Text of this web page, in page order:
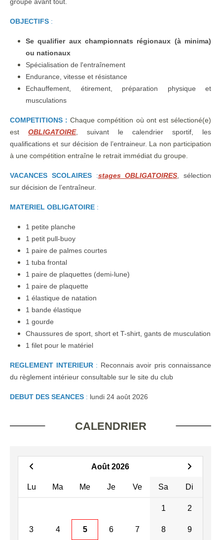
OBJECTIFS :
Se qualifier aux championnats régionaux (à minima)
ou nationaux
Spécialisation de l'entraînement
Endurance, vitesse et résistance
Echauffement, étirement, préparation physique et
musculations
COMPETITIONS :Chaque compétition où ont est sélectioné(e)
est OBLIGATOIRE, suivant le calendrier sportif, les
qualifications et sur décision de l’entraineur. La non participation
à une compétition entraîne le retrait immédiat du groupe.
VACANCES SCOLAIRES:stages OBLIGATOIRES , sélection
sur décision de l’entraîneur.
MATERIEL OBLIGATOIRE :
1 petite planche
1 petit pull-buoy
1 paire de palmes courtes
1 tuba frontal
1 paire de plaquettes (demi-lune)
1 paire de plaquette
1 élastique de natation
1 bande élastique
1 gourde
Chaussures de sport, short et T-shirt, gants de musculation
1 filet pour le matériel
REGLEMENT INTERIEUR: Reconnais avoir pris connaissance
du règlement intérieur consultable sur le site du club
DEBUT DES SEANCES : lundi 24 août 2026
CALENDRIER
Août 2026
Lu Ma Me Je Ve Sa Di
1 2
3 4 5 6 7 8 9